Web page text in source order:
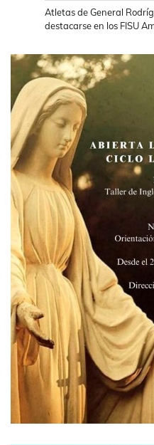
Atletas de General
destacarse en los FISU